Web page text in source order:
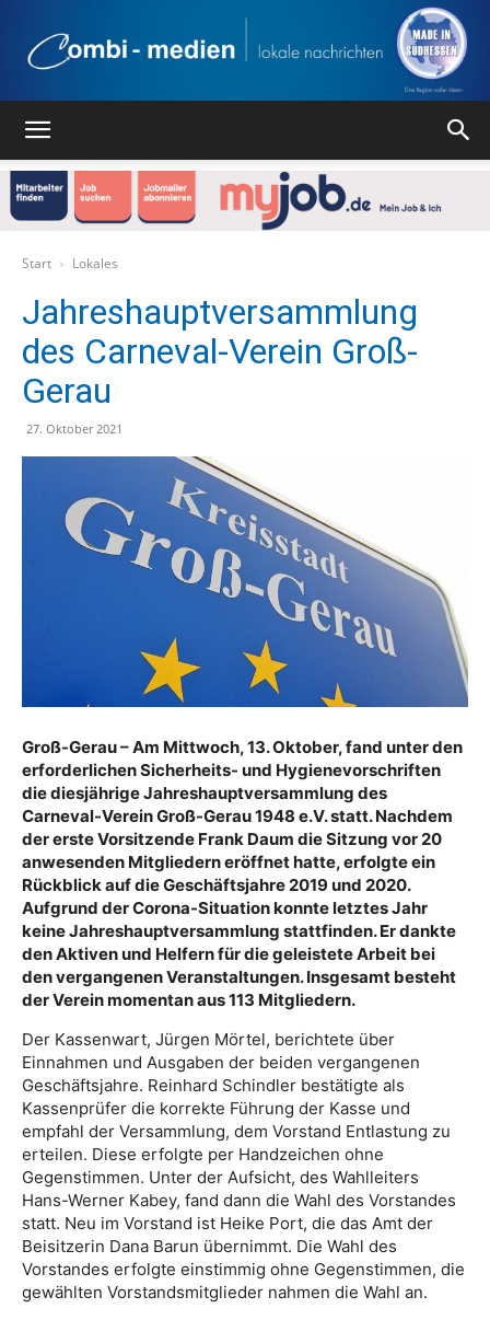
Verlag
Start Lokales
Jahreshauptversammlung
des Carneval-Verein Groß-
Gerau
27. Oktober 2021
Groß-Gerau – Am Mittwoch, 13. Oktober, fand unter den
erforderlichen Sicherheits- und Hygienevorschriften
die diesjährige Jahreshauptversammlung des
Carneval-Verein Groß-Gerau 1948 e.V. statt. Nachdem
der erste Vorsitzende Frank Daum die Sitzung vor 20
anwesenden Mitgliedern eröffnet hatte, erfolgte ein
Rückblick auf die Geschäftsjahre 2019 und 2020.
Aufgrund der Corona-Situation konnte letztes Jahr
keine Jahreshauptversammlung stattfinden. Er dankte
den Aktiven und Helfern für die geleistete Arbeit bei
den vergangenen Veranstaltungen. Insgesamt besteht
der Verein momentan aus 113 Mitgliedern.
Der Kassenwart, Jürgen Mörtel, berichtete über
Einnahmen und Ausgaben der beiden vergangenen
Geschäftsjahre. Reinhard Schindler bestätigte als
Kassenprüfer die korrekte Führung der Kasse und
empfahl der Versammlung, dem Vorstand Entlastung zu
erteilen. Diese erfolgte per Handzeichen ohne
Gegenstimmen. Unter der Aufsicht, des Wahlleiters
Hans-Werner Kabey, fand dann die Wahl des Vorstandes
statt. Neu im Vorstand ist Heike Port, die das Amt der
Beisitzerin Dana Barun übernimmt. Die Wahl des
Vorstandes erfolgte einstimmig ohne Gegenstimmen, die
gewählten Vorstandsmitglieder nahmen die Wahl an.